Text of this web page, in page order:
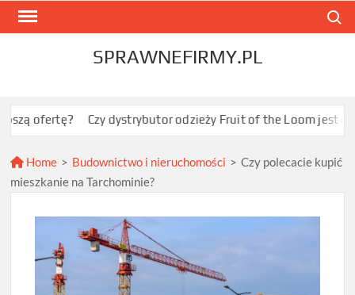
Skip
SPRAWNEFIRMY.PL
Czy dystrybutor odzieży Fruit of the Loom jest opłacalny
Home > Budownictwo i nieruchomości > Czy polecacie kupić
mieszkanie na Tarchominie?